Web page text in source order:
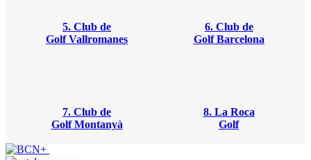
5. Club de
Golf Vallromanes
6. Club de
Golf Barcelona
7. Club de
Golf Montanyà
8. La Roca
Golf